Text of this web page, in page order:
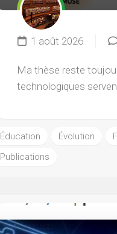
1 août 2026
Ma thèse reste
technologiques
Éducation Évolution
Publications